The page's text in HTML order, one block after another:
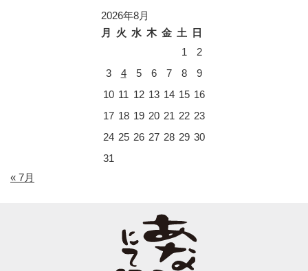
2026年8月
月
火 水 木 金 土
日
1
2
3
4 5 6 7 8
9
10 11 12 13 14 15 16
17 18 19 20 21 22 23
24 25 26 27 28 29 30
31
« 7月